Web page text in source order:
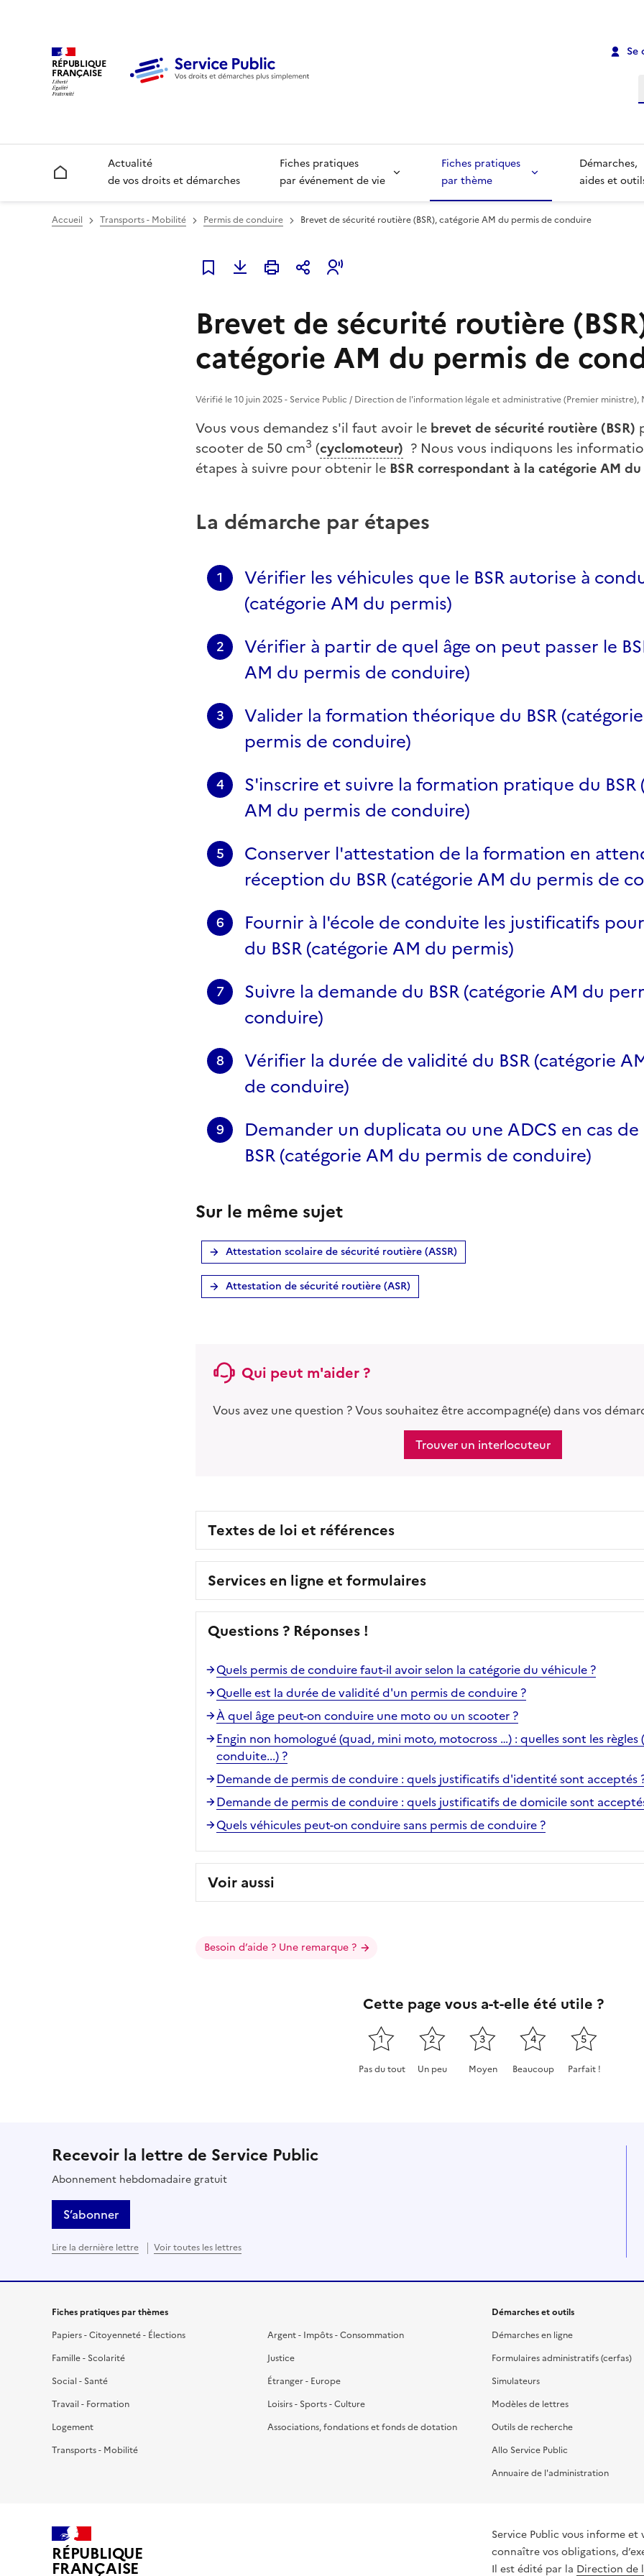
RÉPUBLIQUE
FRANÇAISE
Se
Accueil
Actualité
de vos droits et démarches
Fiches pratiques
par événement de vie
Fiches pratiques
par thème
Démarches,
aides et
Accueil Transports - Mobilité Permis de conduire Brevet de sécurité routière (BSR), catégorie AM du permis de conduire
Ajouter à mes favoris
Brevet de sécurité routière
catégorie AM du permis de
Vérifié le 10 juin 2025 - Service Public / Direction de l'information légale et administrative (Premier
Vous vous demandez s'il faut avoir le brevet de sécurité routière (BSR)
scooter de 50 cm3 (cyclomoteur) ? Nous vous indiquons les
étapes à suivre pour obtenir le BSR correspondant à la catégorie AM
La démarche par étapes
1
Vérifier les véhicules que le BSR autorise à
(catégorie AM du permis)
2
Vérifier à partir de quel âge on peut passer le
AM du permis de conduire)
3
Valider la formation théorique du BSR
permis de conduire)
4
S'inscrire et suivre la formation pratique du BSR
AM du permis de conduire)
5
Conserver l'attestation de la formation en
réception du BSR (catégorie AM du permis de
6
Fournir à l'école de conduite les justificatifs
du BSR (catégorie AM du permis)
7
Suivre la demande du BSR (catégorie AM du
conduire)
8
Vérifier la durée de validité du BSR (catégorie
de conduire)
9
Demander un duplicata ou une ADCS en cas
BSR (catégorie AM du permis de conduire)
Sur le même sujet
Attestation scolaire de sécurité routière (ASSR)
Attestation de sécurité routière (ASR)
Qui peut m'aider ?
Vous avez une question ? Vous souhaitez être accompagné(e) dans vos
Trouver un interlocuteur
Textes de loi et références
Services en ligne et formulaires
Questions ? Réponses !
Quels permis de conduire faut-il avoir selon la catégorie du véhicule ?
Quelle est la durée de validité d'un permis de conduire ?
À quel âge peut-on conduire une moto ou un scooter ?
Engin non homologué (quad, mini moto, motocross …) : quelles sont les règles
conduite...) ?
Demande de permis de conduire : quels justificatifs d'identité sont acceptés
Demande de permis de conduire : quels justificatifs de domicile sont
Quels véhicules peut-on conduire sans permis de conduire ?
Voir aussi
Besoin d’aide ? Une remarque ?
Cette page vous a-t-elle été utile ?
1
Pas du tout
2
Un peu
3
Moyen
4
Beaucoup
5
Parfait !
Recevoir la lettre de Service Public
Abonnement hebdomadaire gratuit
S’abonner
Lire la dernière lettre Voir toutes les lettres
Fiches pratiques par thèmes
Papiers - Citoyenneté - Élections
Famille - Scolarité
Social - Santé
Travail - Formation
Logement
Transports - Mobilité
Argent - Impôts - Consommation
Justice
Étranger - Europe
Loisirs - Sports - Culture
Associations, fondations et fonds de dotation
Démarches et outils
Démarches en ligne
Formulaires administratifs (cerfas)
Simulateurs
Modèles de lettres
Outils de recherche
Allo Service Public
Annuaire de l'administration
RÉPUBLIQUE
FRANÇAISE
Service Public vous informe
connaître vos obligations,
Il est édité par la Direction de